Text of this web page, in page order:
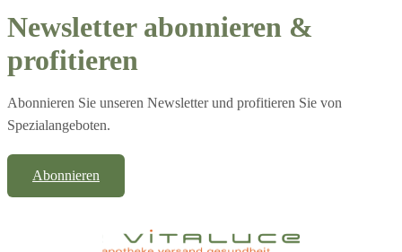
Newsletter abonnieren &
profitieren
Abonnieren Sie unseren Newsletter und profitieren Sie von
Spezialangeboten.
Abonnieren